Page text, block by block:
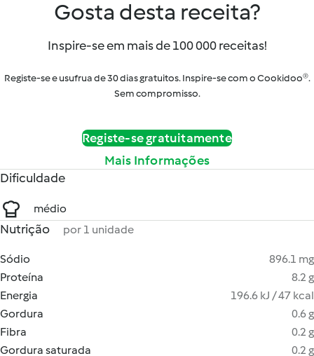
Gosta desta receita?
Inspire-se em mais de 100 000 receitas!
Registe-se e usufrua de 30 dias gratuitos. Inspire-se com o Cookidoo®.
Sem compromisso.
Registe-se gratuitamente
Mais Informações
Dificuldade
médio
Nutrição por 1 unidade
Sódio
896.1 mg
Proteína
8.2 g
Energia
196.6 kJ / 47 kcal
Gordura
0.6 g
Fibra
0.2 g
Gordura saturada
0.2 g